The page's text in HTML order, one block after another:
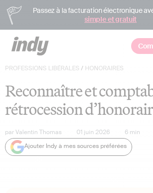
Passez à la facturation électronique
simple et gratuit
PROFESSIONS LIBÉRALES / HONORAIRES
Reconnaître et
rétrocession
parValentin Thomas 01 juin 2026 6 min
Ajouter Indy à mes sources préférées